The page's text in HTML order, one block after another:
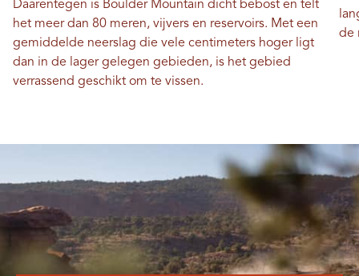
Daarentegen is Boulder Mountain dicht bebost en telt
het meer dan 80 meren, vijvers en reservoirs. Met een
gemiddelde neerslag die vele centimeters hoger ligt
dan in de lager gelegen gebieden, is het gebied
verrassend geschikt om te vissen.
de